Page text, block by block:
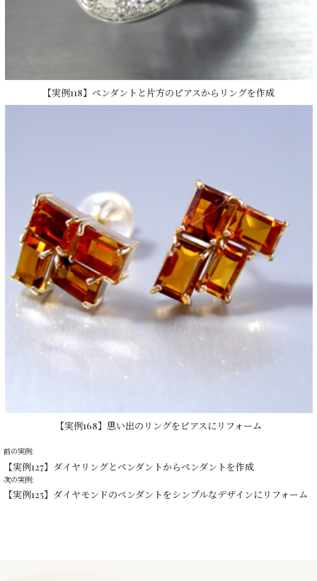
【実例118】ペンダントと片方のピアスからリングを作成
【実例168】思い出のリングをピアスにリフォーム
前の実例:
【実例127】ダイヤリングとペンダントからペンダントを作成
次の実例:
【実例125】ダイヤモンドのペンダントをシンプルなデザインにリフォーム